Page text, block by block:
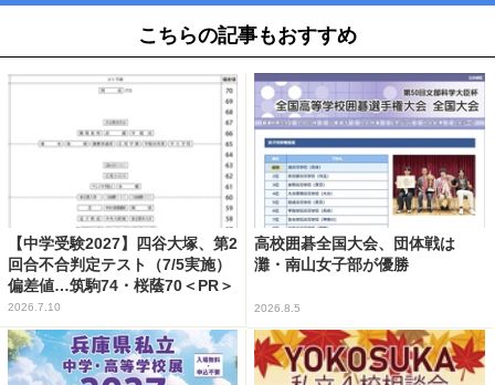
こちらの記事もおすすめ
【中学受験2027】四谷大塚、第2
回合不合判定テスト（7/5実施）
偏差値…筑駒74・桜蔭70＜PR＞
2026.7.10
高校囲碁全国大会、団体戦は
灘・南山女子部が優勝
2026.8.5